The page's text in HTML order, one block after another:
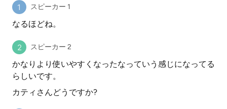
スピーカー 1
なるほどね。
スピーカー 2
かなりより使いやすくなったなっていう感じになってる
らしいです。
カティさんどうですか?